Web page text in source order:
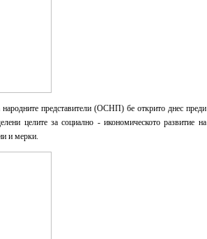
представители (ОСНП) бе открито днес преди
целите за социално - икономическото развитие на
и мерки.